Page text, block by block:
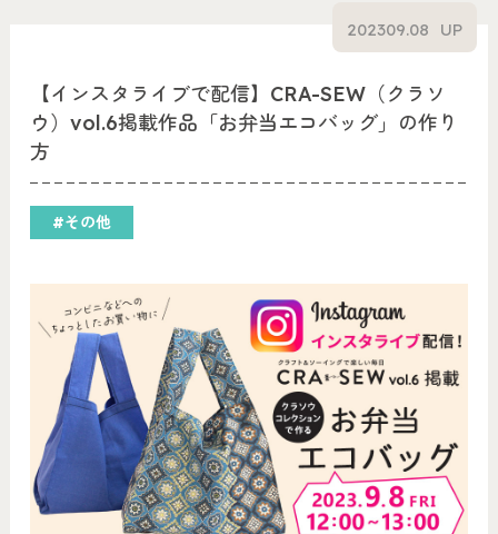
【インスタライブで配信】CRA-SEW（クラソ
ウ）vol.6掲載作品「お弁当エコバッグ」の作り
方
#その他
202309.08 UP